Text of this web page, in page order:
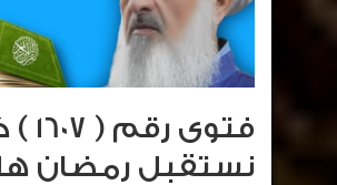
فتوى
نستقبل رمضان